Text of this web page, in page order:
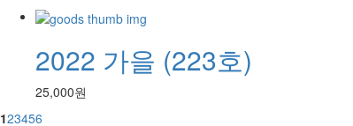
2022 가을 (223호)
25,000원
123456